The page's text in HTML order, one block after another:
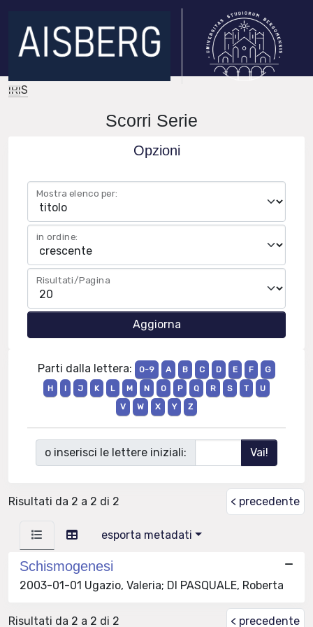
IRIS
Scorri Serie
Opzioni
Mostra elenco per:
in ordine:
Risultati/Pagina
Parti dalla lettera: 0-9 A B C D E F
G
H
I J K L M N O P Q R S T
U
V
W X Y Z
o inserisci le lettere iniziali:
Risultati da 2 a 2 di 2 < precedente
esporta metadati
Schismogenesi
2003-01-01 Ugazio, Valeria; DI PASQUALE, Roberta
Risultati da 2 a 2 di 2 < precedente